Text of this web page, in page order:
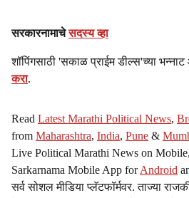
सरकारनामाचेसदस्य व्हा
शॉपिंगसाठी 'सकाळ प्राईम डील्स'च्या
करा.
Read Latest Marathi Political News,
from Maharashtra, India, Pune &
Live Political Marathi News on
Sarkarnama Mobile App forAndroid
सर्व सोशल मीडिया प्लॅटफॉर्मवर. ताज्या